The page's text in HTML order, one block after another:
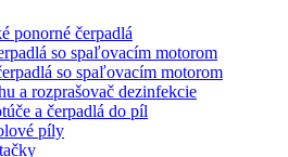
ponorné čerpadlá
so spaľovacím motorom
so spaľovacím motorom
a rozprašovač dezinfekcie
a čerpadlá do píl
píly